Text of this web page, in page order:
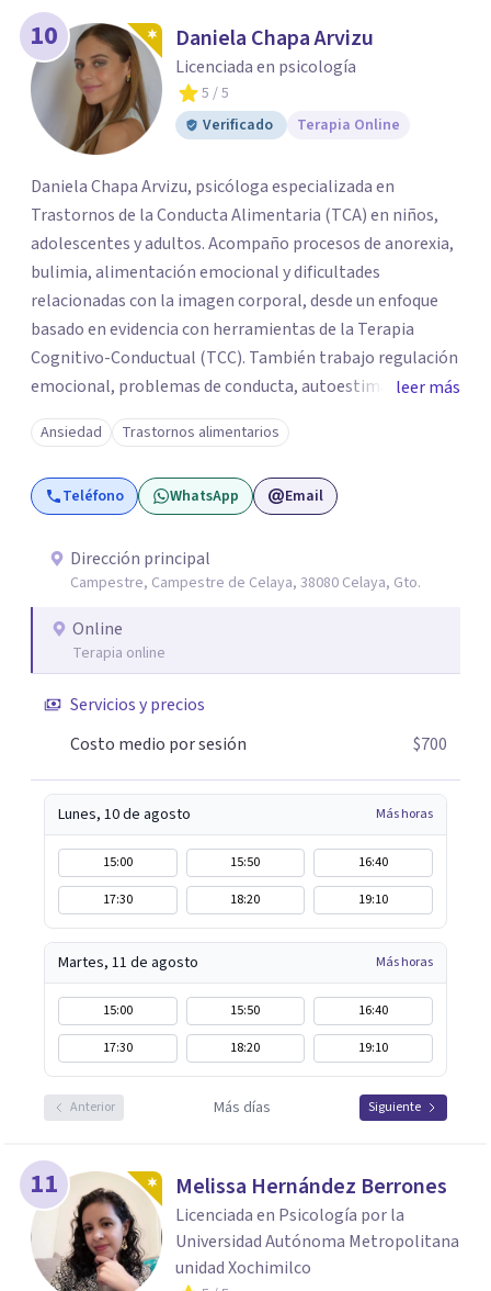
10 Daniela Chapa Arvizu
Licenciada en psicología
5 / 5
Verificado
Terapia Online
Daniela Chapa Arvizu, psicóloga especializada en
Trastornos de la Conducta Alimentaria (TCA) en niños,
adolescentes y adultos. Acompaño procesos de anorexia,
bulimia, alimentación emocional y dificultades
relacionadas con la imagen corporal, desde un enfoque
basado en evidencia con herramientas de la Terapia
Cognitivo-Conductual (TCC). También trabajo regulación
emocional, problemas de conducta, autoestima y
desarrollo de habilidades sociales y emocionales en
población infantil y juvenil. Me mantengo en constante
formación y actualización para brindar el
acompañamiento más efectivo a cada persona. Ofrezco
alimentación consciente, adaptado a las necesidades de
cada paciente y su familia. Atiendo de forma online.
Puedes reservar tu primera sesión directamente desde mi
perfil.
leer más
Ansiedad Trastornos alimentarios
Teléfono WhatsApp Email
Dirección principal
Campestre, Campestre de Celaya, 38080 Celaya, Gto.
Online
Terapia online
Servicios y precios
Costo medio por sesión
$700
Lunes, 10 de agosto Más horas
15:00 15:50
16:40
17:30
18:20 19:10
Martes, 11 de agosto Más horas
15:00 15:50
16:40
17:30
18:20 19:10
Anterior Más días Siguiente
11 Melissa Hernández Berrones
Licenciada en Psicología por la
Universidad Autónoma Metropolitana
unidad Xochimilco